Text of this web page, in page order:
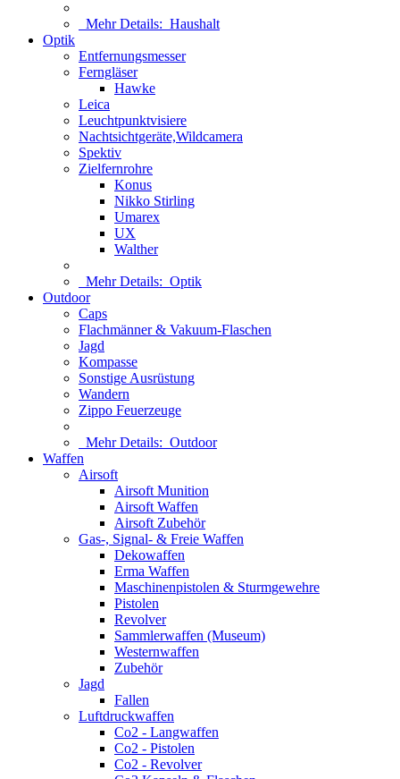
Mehr Details: Haushalt
Optik
Entfernungsmesser
Ferngläser
Hawke
Leica
Leuchtpunktvisiere
Nachtsichtgeräte,Wildcamera
Spektiv
Zielfernrohre
Konus
Nikko Stirling
Umarex
UX
Walther
Mehr Details: Optik
Outdoor
Caps
Flachmänner & Vakuum-Flaschen
Jagd
Kompasse
Sonstige Ausrüstung
Wandern
Zippo Feuerzeuge
Mehr Details: Outdoor
Waffen
Airsoft
Airsoft Munition
Airsoft Waffen
Airsoft Zubehör
Gas-, Signal- & Freie Waffen
Dekowaffen
Erma Waffen
Maschinenpistolen & Sturmgewehre
Pistolen
Revolver
Sammlerwaffen (Museum)
Westernwaffen
Zubehör
Jagd
Fallen
Luftdruckwaffen
Co2 - Langwaffen
Co2 - Pistolen
Co2 - Revolver